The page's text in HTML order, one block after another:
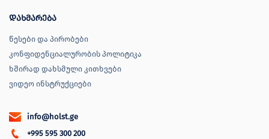
დახმარება
წესები და პირობები
კონფიდენციალურობის პოლიტიკა
ხშირად დახსმული კითხვები
ვიდეო ინსტრუქციები
info@holst.ge
+995 595 300 200